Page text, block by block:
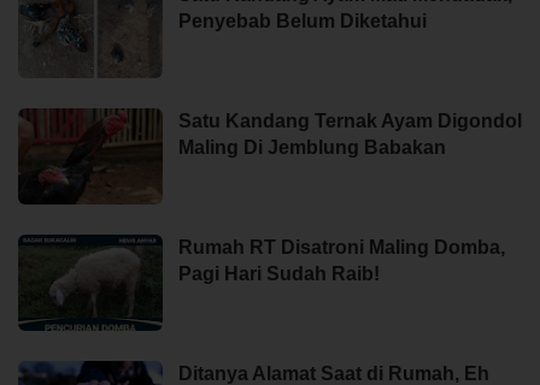
Penyebab Belum Diketahui
Satu Kandang Ternak Ayam Digondol
Maling Di Jemblung Babakan
Rumah RT Disatroni Maling Domba,
Pagi Hari Sudah Raib!
Ditanya Alamat Saat di Rumah, Eh